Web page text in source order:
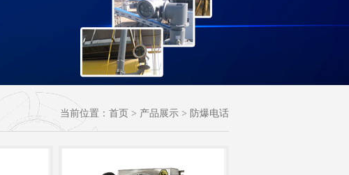
当前位置： 首页 > 产品展示 > 防爆电话